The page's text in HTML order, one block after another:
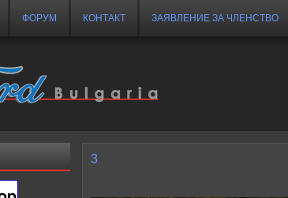
ФОРУМ КОНТАКТ ЗАЯВЛЕНИЕ ЗА ЧЛЕНСТВО
3